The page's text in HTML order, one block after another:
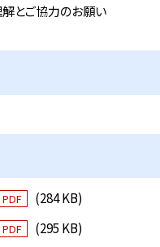
とご協力のお願い
PDF
(284 KB)
PDF
(295 KB)